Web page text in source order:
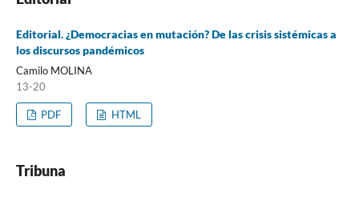
Editorial. ¿Democracias en mutación? De las crisis sistémicas a
los discursos pandémicos
Camilo MOLINA
13-20
PDF HTML
Tribuna